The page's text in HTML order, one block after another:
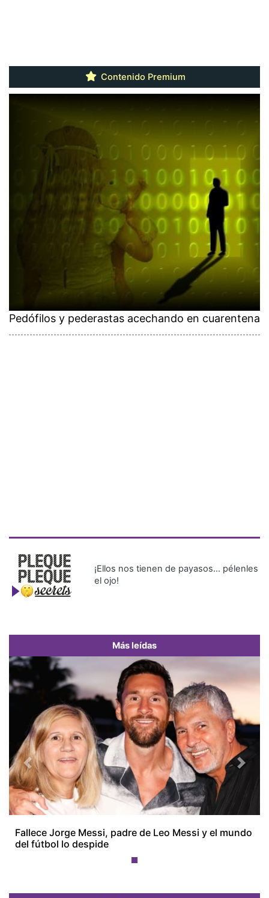
Contenido Premium
Pedófilos y pederastas acechando en cuarentena
¡Ellos nos tienen de payasos… pélenles
el ojo!
Más leídas
Fallece Jorge Messi, padre de Leo Messi y el mundo
del fútbol lo despide
Previous Next